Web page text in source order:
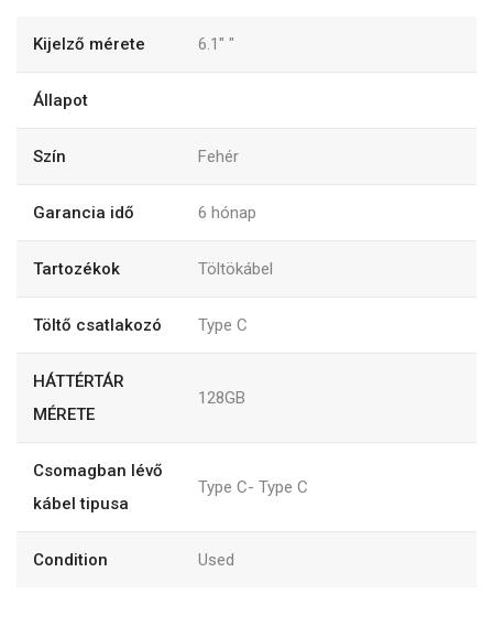
Kijelző mérete 6.1" "
Állapot
Szín Fehér
Garancia idő 6 hónap
Tartozékok Töltökábel
Töltő csatlakozó Type C
HÁTTÉRTÁR
MÉRETE
128GB
Csomagban lévő
kábel tipusa
Type C- Type C
Condition Used